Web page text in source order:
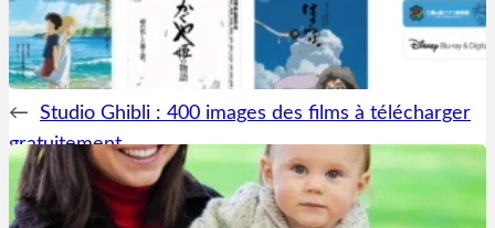
←
Studio Ghibli : 400 images des films à télécharger
gratuitement